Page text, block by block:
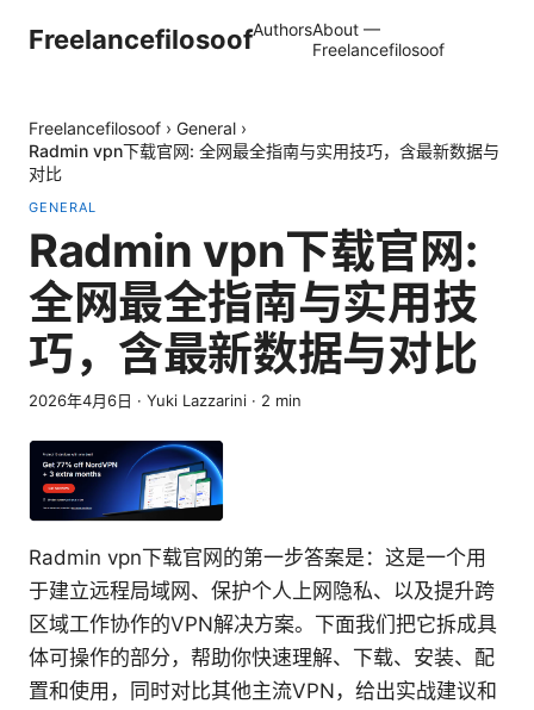
FreelancefilosoofAuthorsAbout —
Freelancefilosoof
Freelancefilosoof › General ›
Radmin vpn下载官网: 全网最全指南与实用技巧，含最新数据与
对比
GENERAL
Radmin vpn下载官网:
全网最全指南与实用技
巧，含最新数据与对比
2026年4月6日 · Yuki Lazzarini · 2 min
Radmin vpn下载官网的第一步答案是：这是一个用
于建立远程局域网、保护个人上网隐私、以及提升跨
区域工作协作的VPN解决方案。下面我们把它拆成具
体可操作的部分，帮助你快速理解、下载、安装、配
置和使用，同时对比其他主流VPN，给出实战建议和